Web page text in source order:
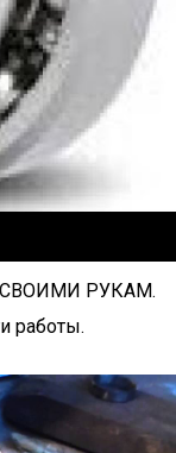
РУКАМ.
работы.